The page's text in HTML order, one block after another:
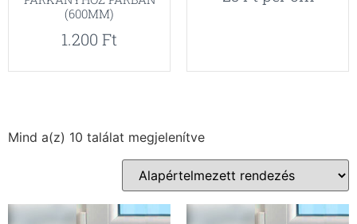
(600MM)
1.200 Ft
Mind a(z) 10 találat megjelenítve